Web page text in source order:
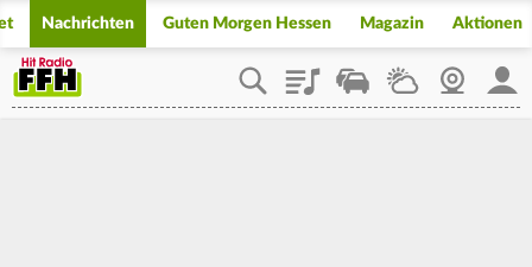
Nachrichten Guten Morgen Hessen Magazin Aktionen
PlaylistStaupilotWetterWebcam